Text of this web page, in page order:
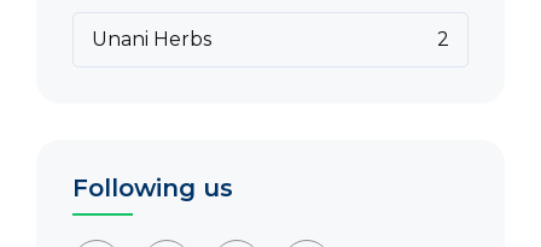
Unani Herbs 2
Following us